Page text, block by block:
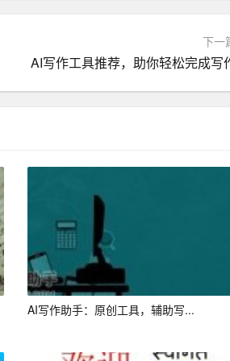
试题等。这些材料可以帮助教师更好
歌等。这些作品可以丰富文学艺术领
等。这些文件可以帮助企业更好地
。然而，AI写作生成器并非万能，
化，以满足人们日益增长的写作需
下一
AI写作工具推荐，助你轻松完成写
AI写作助手：原创工具，辅助写...